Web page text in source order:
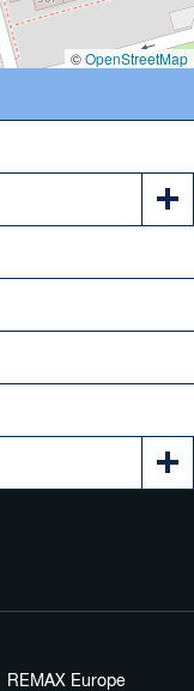
©OpenStreetMap
REMAX Europe